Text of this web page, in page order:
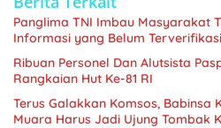
Panglima TNI Imbau Masyarakat
Informasi yang Belum Terverifikasi
Ribuan Personel Dan Alutsista
Rangkaian Hut Ke-81 RI
Terus Galakkan Komsos, Babinsa
Muara Harus Jadi Ujung Tombak